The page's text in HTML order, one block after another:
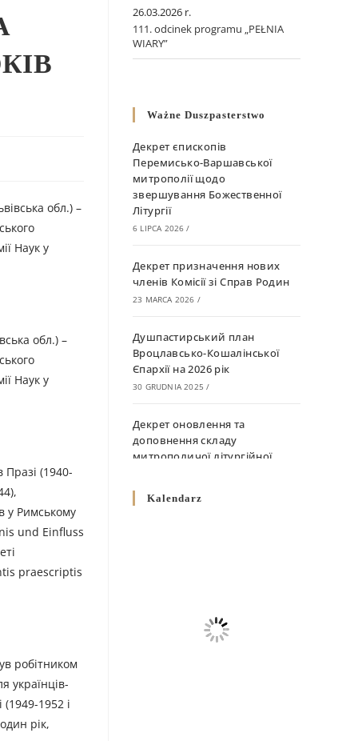
обл.) –
Наук у
обл.) –
Наук у
Празі (1940-
у Римському
und Einfluss
praescriptis
робітником
українців-
(1949-1952 і
рік,
26.03.2026 r.
111. odcinek programu „PEŁNIA
WIARY”
Ważne Duszpasterstwo
Декрет єпископів
Перемисько-Варшавської
митрополії щодо
звершування Божественної
Літургії
6 LIPCA 2026 /
Декрет призначення нових
членів Комісії зі Справ Родин
23 MARCA 2026 /
Душпастирський план
Вроцлавсько-Кошалінської
Єпархії на 2026 рік
30 GRUDNIA 2025 /
Декрет оновлення та
доповнення складу
митрополичої літургійної
10 GRUDNIA 2025
Декрет про відзначення
Великодня і всіх рухомих
Kalendarz